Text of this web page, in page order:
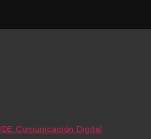
IDE Comunicación Digital